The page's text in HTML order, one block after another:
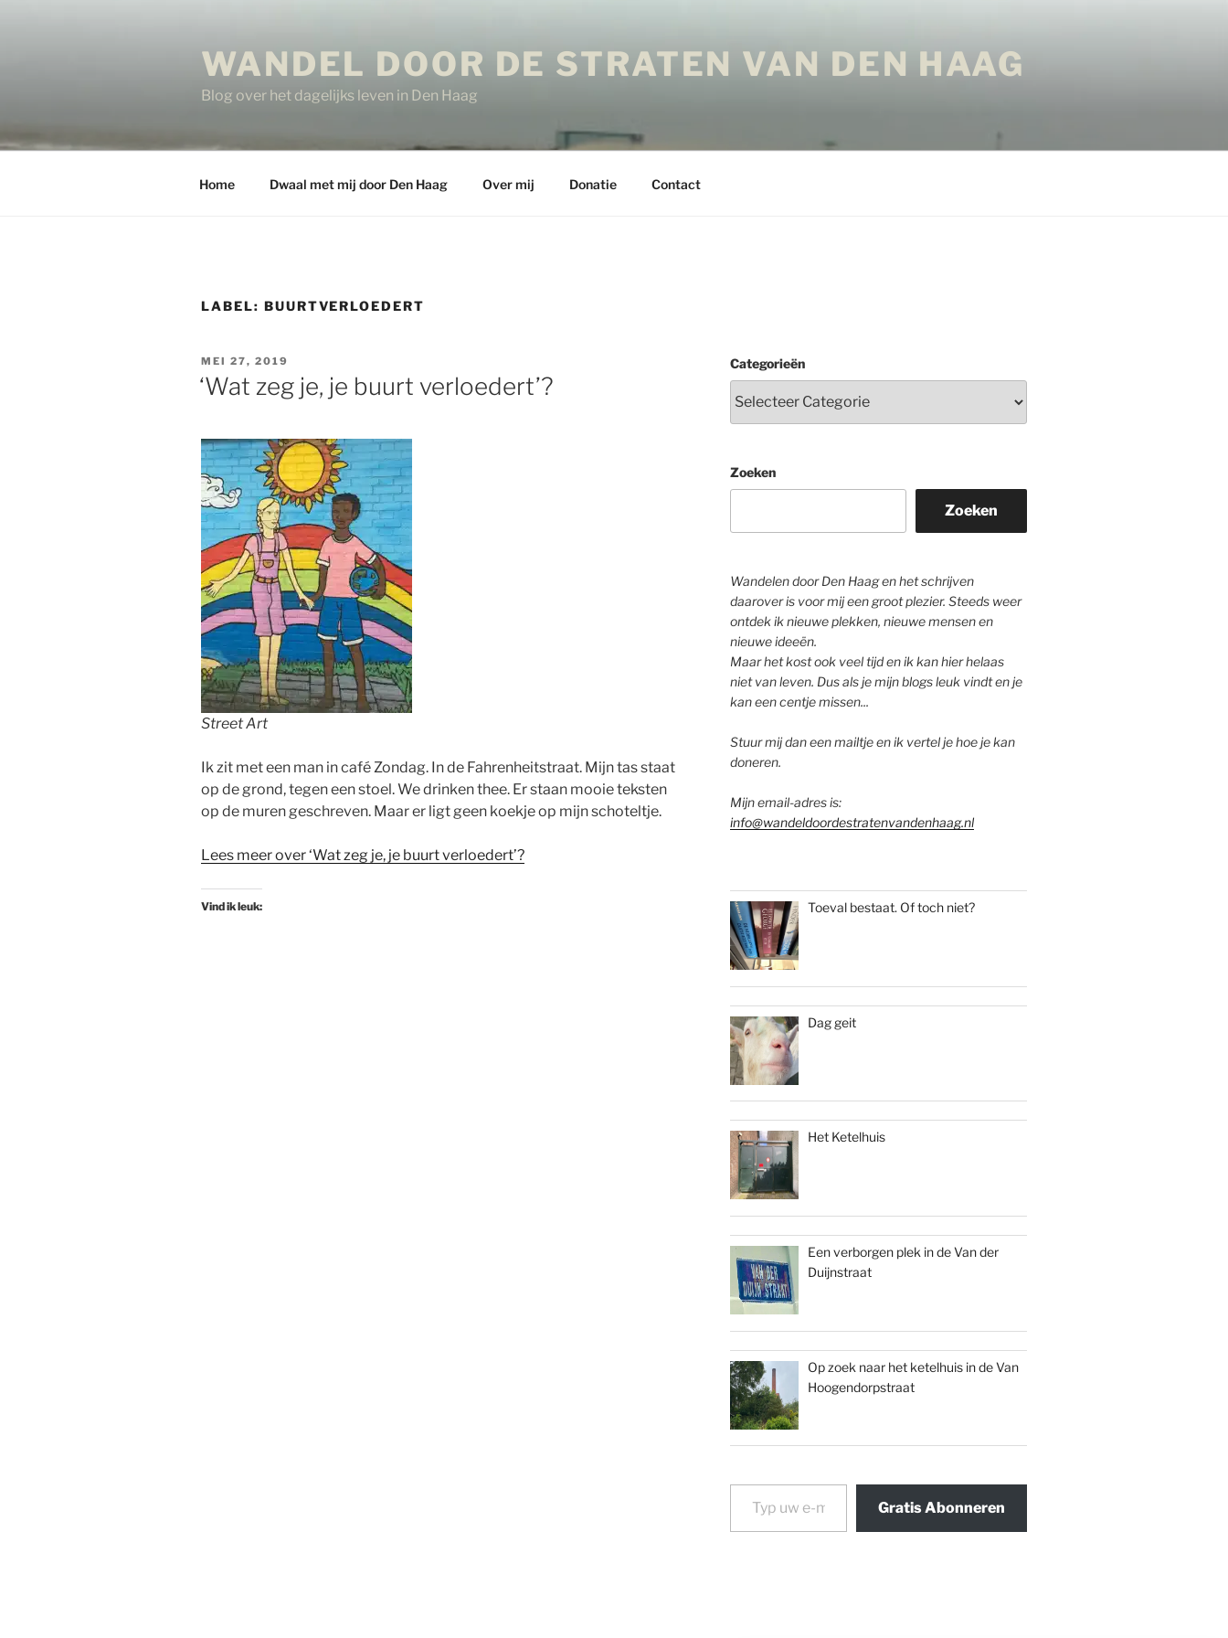
WANDEL DOOR DE STRATEN VAN DEN HAAG
Blog over het dagelijks leven in Den Haag
Home Dwaal met mij door Den Haag Over mij Donatie Contact
LABEL: BUURTVERLOEDERT
GEPLAATST
OP
MEI 27, 2019
‘Wat zeg je, je buurt verloedert’?
Street Art
Ik zit met een man in café Zondag. In de Fahrenheitstraat. Mijn tas staat
op de grond, tegen een stoel. We drinken thee. Er staan mooie teksten
op de muren geschreven. Maar er ligt geen koekje op mijn schoteltje.
Lees meer over ‘Wat zeg je, je buurt verloedert’?
Vind ik leuk:
Categorieën
Zoeken
Zoeken
Wandelen door Den Haag en het schrijven
daarover is voor mij een groot plezier. Steeds weer
ontdek ik nieuwe plekken, nieuwe mensen en
nieuwe ideeën.
Maar het kost ook veel tijd en ik kan hier helaas
niet van leven. Dus als je mijn blogs leuk vindt en je
kan een centje missen...
Stuur mij dan een mailtje en ik vertel je hoe je kan
doneren.
Mijn email-adres is:
info@wandeldoordestratenvandenhaag.nl
Toeval bestaat. Of toch niet?
Dag geit
Het Ketelhuis
Een verborgen plek in de Van der
Duijnstraat
Op zoek naar het ketelhuis in de Van
Hoogendorpstraat
Typ uw e-mail...
Gratis Abonneren